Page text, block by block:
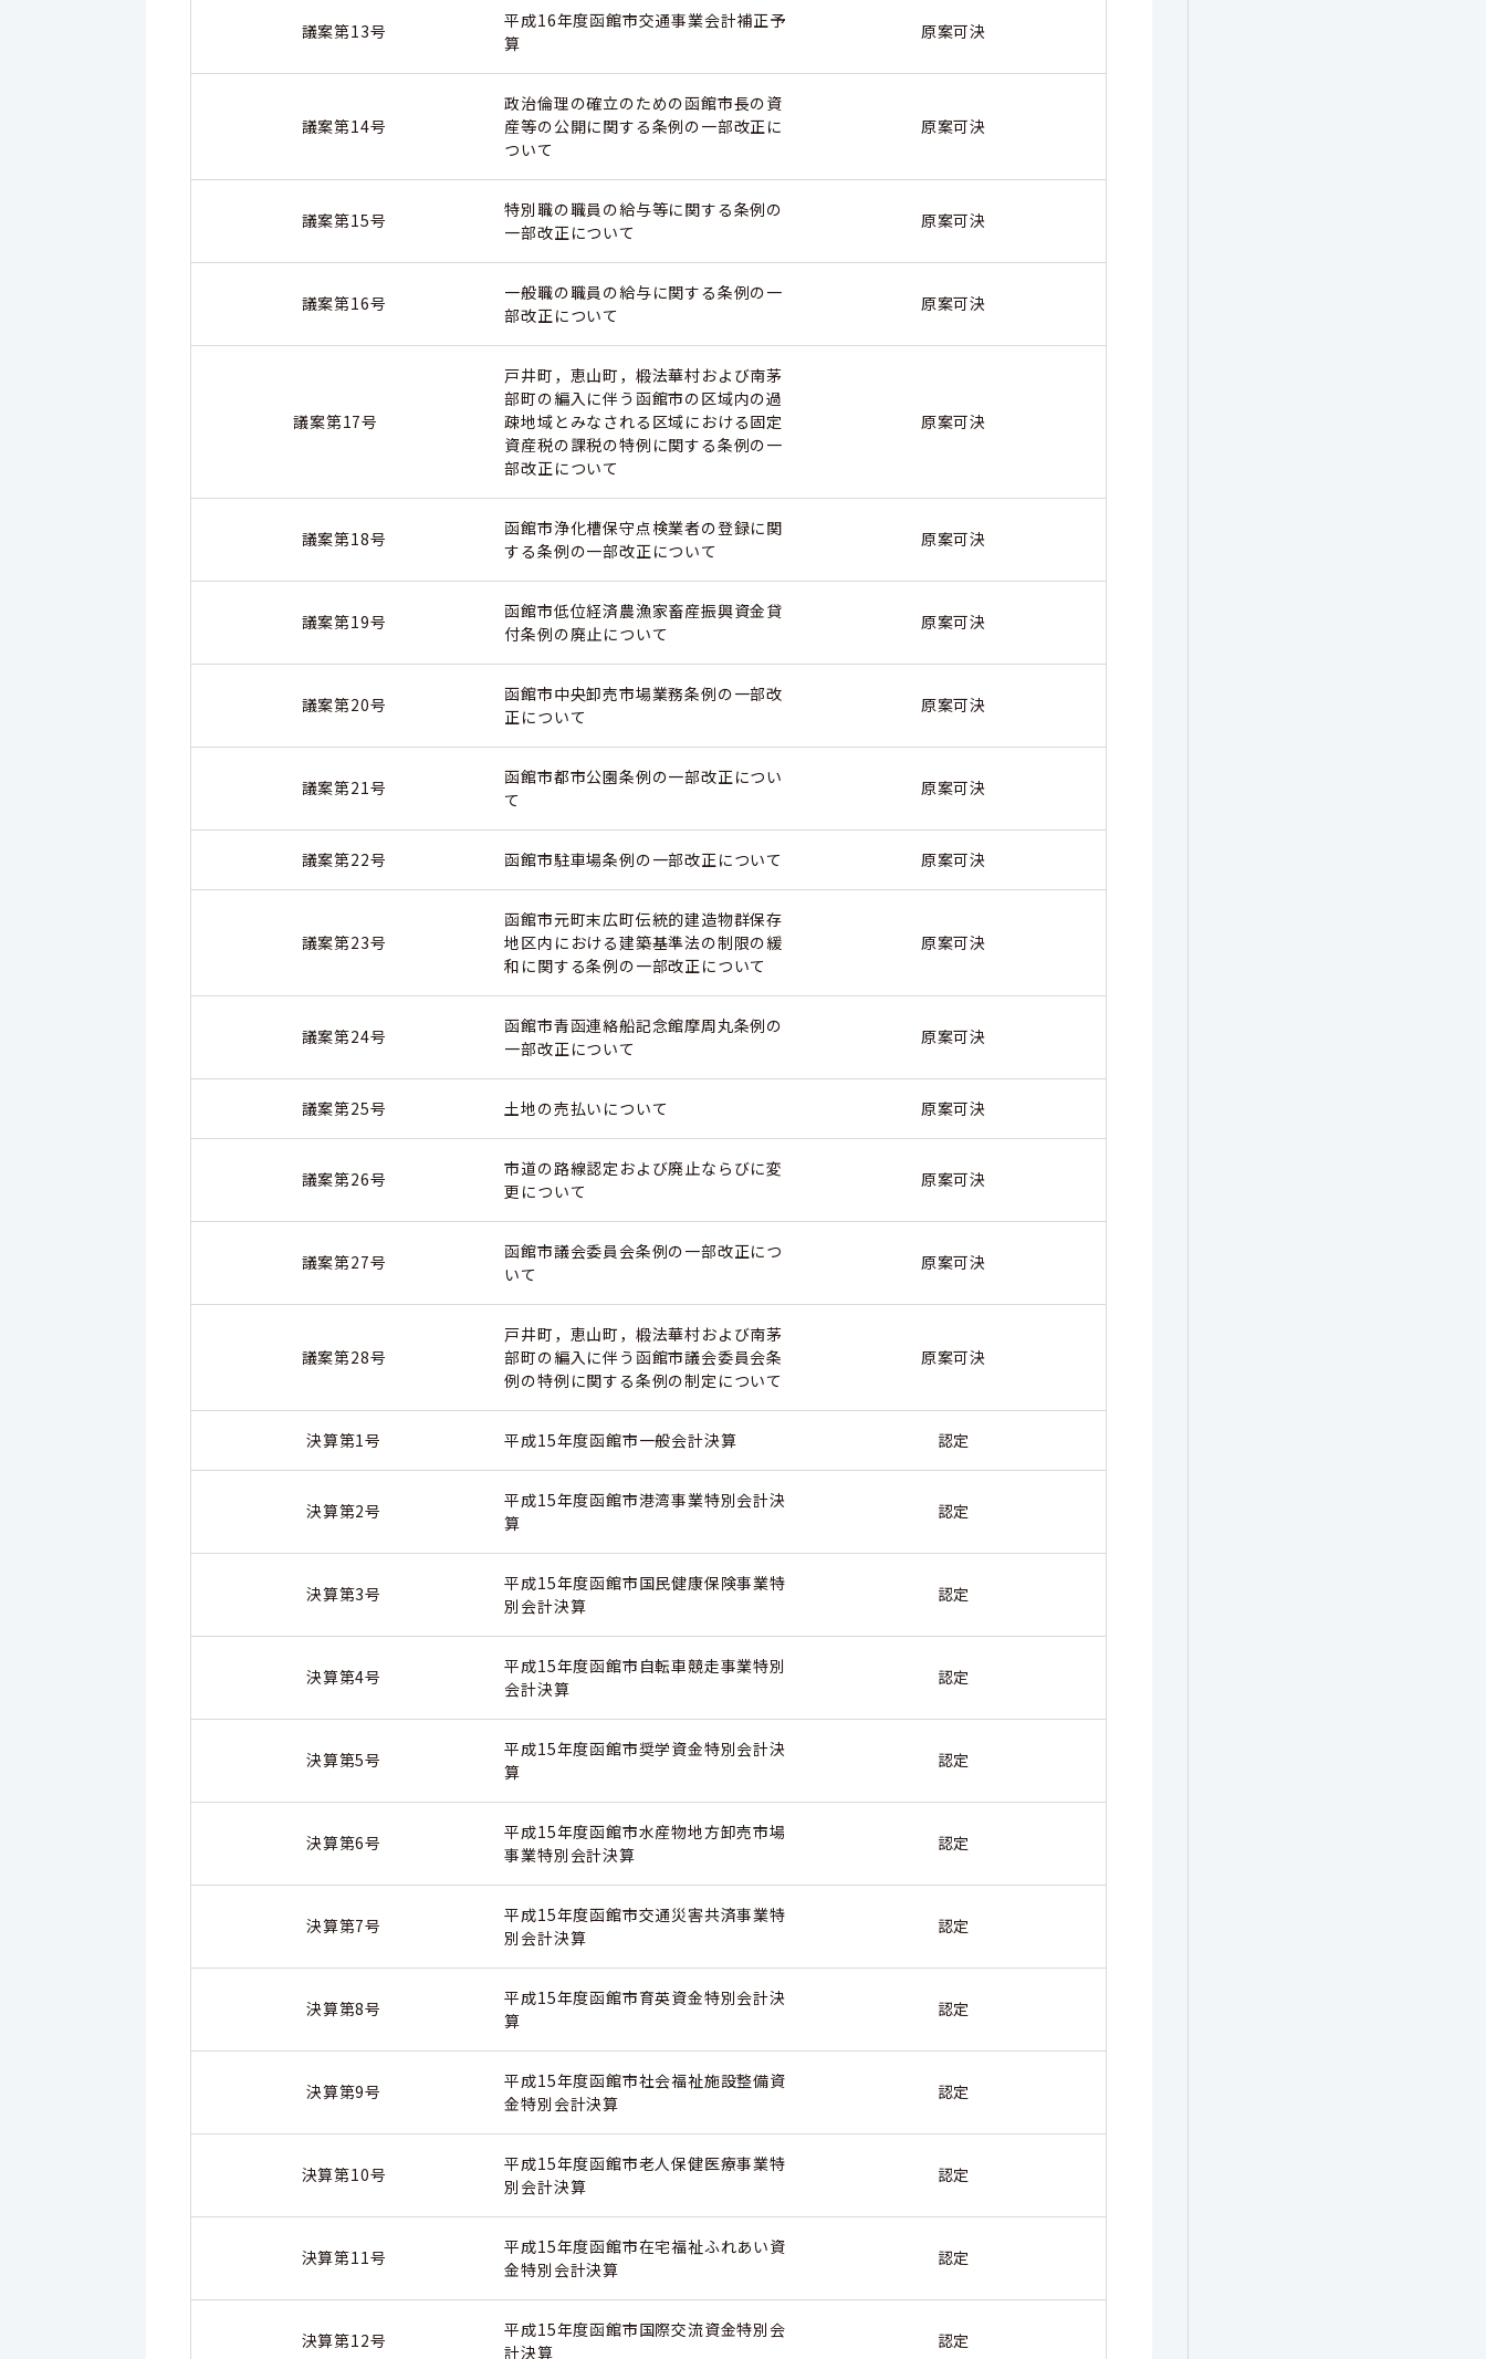
議案第13号
平成16年度函館市交通事業会計補正予
算
原案可決
議案第14号
政治倫理の確立のための函館市長の資
産等の公開に関する条例の一部改正に
ついて
原案可決
議案第15号
特別職の職員の給与等に関する条例の
一部改正について
原案可決
議案第16号
一般職の職員の給与に関する条例の一
部改正について
原案可決
議案第17号
戸井町，恵山町，椴法華村および南茅
部町の編入に伴う函館市の区域内の過
疎地域とみなされる区域における固定
資産税の課税の特例に関する条例の一
部改正について
原案可決
議案第18号
函館市浄化槽保守点検業者の登録に関
する条例の一部改正について
原案可決
議案第19号
函館市低位経済農漁家畜産振興資金貸
付条例の廃止について
原案可決
議案第20号
函館市中央卸売市場業務条例の一部改
正について
原案可決
議案第21号
函館市都市公園条例の一部改正につい
て
原案可決
議案第22号 函館市駐車場条例の一部改正について 原案可決
議案第23号
函館市元町末広町伝統的建造物群保存
地区内における建築基準法の制限の緩
和に関する条例の一部改正について
原案可決
議案第24号
函館市青函連絡船記念館摩周丸条例の
一部改正について
原案可決
議案第25号 土地の売払いについて 原案可決
議案第26号
市道の路線認定および廃止ならびに変
更について
原案可決
議案第27号
函館市議会委員会条例の一部改正につ
いて
原案可決
議案第28号
戸井町，恵山町，椴法華村および南茅
部町の編入に伴う函館市議会委員会条
例の特例に関する条例の制定について
原案可決
決算第1号 平成15年度函館市一般会計決算 認定
決算第2号
平成15年度函館市港湾事業特別会計決
算
認定
決算第3号
平成15年度函館市国民健康保険事業特
別会計決算
認定
決算第4号
平成15年度函館市自転車競走事業特別
会計決算
認定
決算第5号
平成15年度函館市奨学資金特別会計決
算
認定
決算第6号
平成15年度函館市水産物地方卸売市場
事業特別会計決算
認定
決算第7号
平成15年度函館市交通災害共済事業特
別会計決算
認定
決算第8号
平成15年度函館市育英資金特別会計決
算
認定
決算第9号
平成15年度函館市社会福祉施設整備資
金特別会計決算
認定
決算第10号
平成15年度函館市老人保健医療事業特
別会計決算
認定
決算第11号
平成15年度函館市在宅福祉ふれあい資
金特別会計決算
認定
決算第12号
平成15年度函館市国際交流資金特別会
計決算
認定